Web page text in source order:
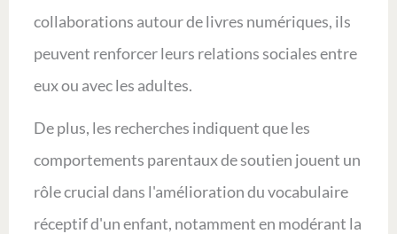
collaborations autour de livres numériques, ils
peuvent renforcer leurs relations sociales entre
eux ou avec les adultes.
De plus, les recherches indiquent que les
comportements parentaux de soutien jouent un
rôle crucial dans l'amélioration du vocabulaire
réceptif d'un enfant, notamment en modérant la